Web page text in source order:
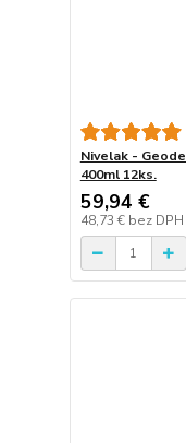
Nivelak -
400ml 12ks.
59,94 €
48,73 € bez DPH